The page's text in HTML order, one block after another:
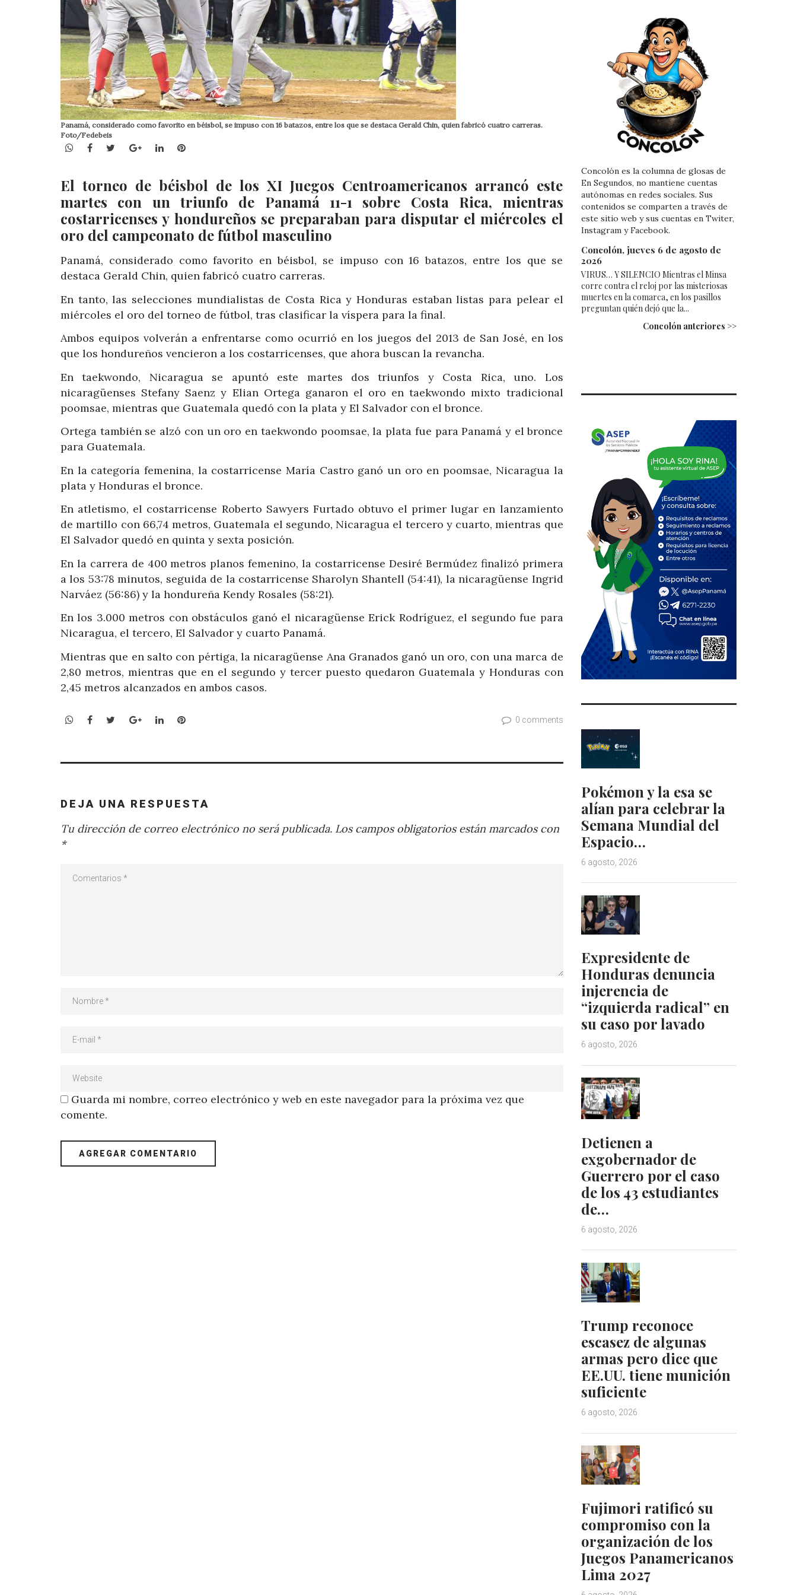
Panamá, considerado como favorito en béisbol, se impuso con 16 batazos, entre los que se destaca Gerald Chin, quien fabricó cuatro carreras.
Foto/Fedebeis
WhatsApp
Facebook
TwitterGoogle+LinkedInPinterest
El torneo de béisbol de los XI Juegos Centroamericanos arrancó este
martes con un triunfo de Panamá 11-1 sobre Costa Rica, mientras
costarricenses y hondureños se preparaban para disputar el miércoles el
oro del campeonato de fútbol masculino
Panamá, considerado como favorito en béisbol, se impuso con 16 batazos, entre los que se
destaca Gerald Chin, quien fabricó cuatro carreras.
En tanto, las selecciones mundialistas de Costa Rica y Honduras estaban listas para pelear el
miércoles el oro del torneo de fútbol, tras clasificar la víspera para la final.
Ambos equipos volverán a enfrentarse como ocurrió en los juegos del 2013 de San José, en los
que los hondureños vencieron a los costarricenses, que ahora buscan la revancha.
En taekwondo, Nicaragua se apuntó este martes dos triunfos y Costa Rica, uno. Los
nicaragüenses Stefany Saenz y Elian Ortega ganaron el oro en taekwondo mixto tradicional
poomsae, mientras que Guatemala quedó con la plata y El Salvador con el bronce.
Ortega también se alzó con un oro en taekwondo poomsae, la plata fue para Panamá y el bronce
para Guatemala.
En la categoría femenina, la costarricense María Castro ganó un oro en poomsae, Nicaragua la
plata y Honduras el bronce.
En atletismo, el costarricense Roberto Sawyers Furtado obtuvo el primer lugar en lanzamiento
de martillo con 66,74 metros, Guatemala el segundo, Nicaragua el tercero y cuarto, mientras que
El Salvador quedó en quinta y sexta posición.
En la carrera de 400 metros planos femenino, la costarricense Desiré Bermúdez finalizó primera
a los 53:78 minutos, seguida de la costarricense Sharolyn Shantell (54:41), la nicaragüense Ingrid
Narváez (56:86) y la hondureña Kendy Rosales (58:21).
En los 3.000 metros con obstáculos ganó el nicaragüense Erick Rodríguez, el segundo fue para
Nicaragua, el tercero, El Salvador y cuarto Panamá.
Mientras que en salto con pértiga, la nicaragüense Ana Granados ganó un oro, con una marca de
2,80 metros, mientras que en el segundo y tercer puesto quedaron Guatemala y Honduras con
2,45 metros alcanzados en ambos casos.
WhatsApp
Facebook
TwitterGoogle+LinkedInPinterest 0 comments
DEJA UNA RESPUESTA
Tu dirección de correo electrónico no será publicada. Los campos obligatorios están marcados con
*
Guarda mi nombre, correo electrónico y web en este navegador para la próxima vez que
comente.
Concolón es la columna de glosas de
En Segundos, no mantiene cuentas
autónomas en redes sociales. Sus
contenidos se comparten a través de
este sitio web y sus cuentas en Twiter,
Instagram y Facebook.
Concolón, jueves 6 de agosto de
2026
VIRUS… Y SILENCIO Mientras el Minsa
corre contra el reloj por las misteriosas
muertes en la comarca, en los pasillos
preguntan quién dejó que la...
Concolón anteriores >>
Pokémon y la esa se
alían para celebrar la
Semana Mundial del
Espacio…
6 agosto, 2026
Expresidente de
Honduras denuncia
injerencia de
“izquierda radical” en
su caso por lavado
6 agosto, 2026
Detienen a
exgobernador de
Guerrero por el caso
de los 43 estudiantes
de…
6 agosto, 2026
Trump reconoce
escasez de algunas
armas pero dice que
EE.UU. tiene munición
suficiente
6 agosto, 2026
Fujimori ratificó su
compromiso con la
organización de los
Juegos Panamericanos
Lima 2027